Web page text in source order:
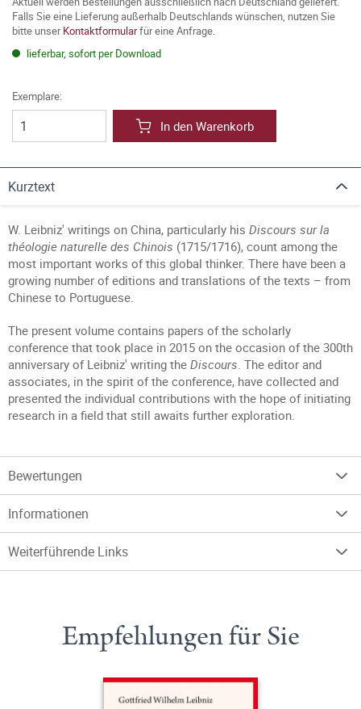
Falls Sie eine Lieferung außerhalb Deutschlands wünschen, nutzen Sie
bitte unserKontaktformularfür eine Anfrage.
lieferbar, sofort per Download
Exemplare:
In den Warenkorb
Kurztext
W. Leibniz' writings on China, particularly his Discours sur la
théologie naturelle des Chinois (1715/1716), count among the
most important works of this global thinker. There have been a
growing number of editions and translations of the texts – from
Chinese to Portuguese.
The present volume contains papers of the scholarly
conference that took place in 2015 on the occasion of the 300th
anniversary of Leibniz' writing the Discours. The editor and
associates, in the spirit of the conference, have collected and
presented the individual contributions with the hope of initiating
research in a field that still awaits further exploration.
Bewertungen
Informationen
Weiterführende Links
Empfehlungen für Sie